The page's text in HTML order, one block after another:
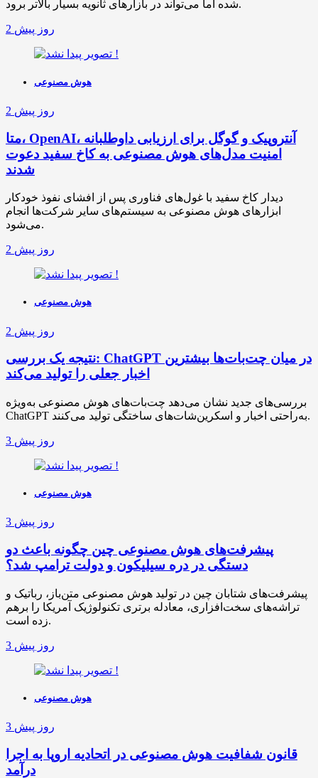
شده اما می‌تواند در بازارهای ثانویه بسیار بالاتر برود.
2 روز پیش
هوش مصنوعی
2 روز پیش
متا، OpenAI، آنتروپیک و گوگل برای ارزیابی داوطلبانه
امنیت مدل‌های هوش مصنوعی به کاخ سفید دعوت
شدند
دیدار کاخ سفید با غول‌های فناوری پس از افشای نفوذ خودکار
ابزارهای هوش مصنوعی به سیستم‌های سایر شرکت‌ها انجام
می‌شود.
2 روز پیش
هوش مصنوعی
2 روز پیش
نتیجه یک بررسی: ChatGPT در میان چت‌بات‌ها بیشترین
اخبار جعلی را تولید می‌کند
بررسی‌های جدید نشان می‌دهد چت‌بات‌های هوش مصنوعی به‌ویژه
ChatGPT به‌راحتی اخبار و اسکرین‌شات‌های ساختگی تولید می‌کنند.
3 روز پیش
هوش مصنوعی
3 روز پیش
پیشرفت‌های هوش مصنوعی چین چگونه باعث دو
دستگی در دره سیلیکون و دولت ترامپ شد؟
پیشرفت‌های شتابان چین در تولید هوش مصنوعی متن‌باز، رباتیک و
تراشه‌های سخت‌افزاری، معادله برتری تکنولوژیک آمریکا را برهم
زده است.
3 روز پیش
هوش مصنوعی
3 روز پیش
قانون شفافیت هوش مصنوعی در اتحادیه اروپا به اجرا
درآمد